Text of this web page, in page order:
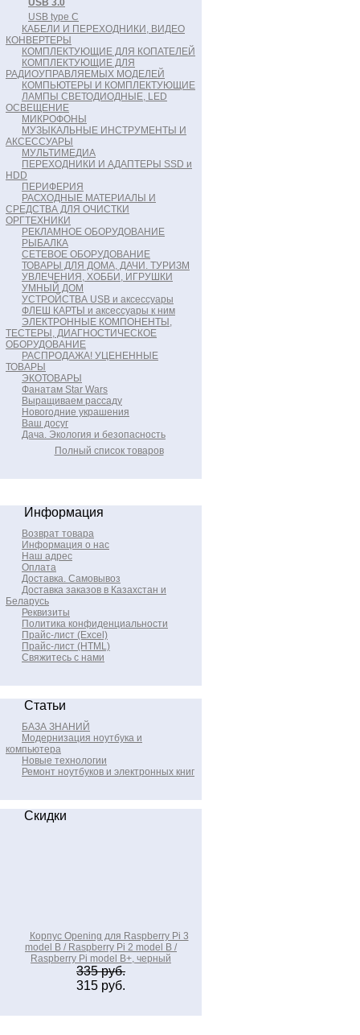
USB 3.0
USB type C
КАБЕЛИ И ПЕРЕХОДНИКИ, ВИДЕО
КОНВЕРТЕРЫ
КОМПЛЕКТУЮЩИЕ ДЛЯ КОПАТЕЛЕЙ
КОМПЛЕКТУЮЩИЕ ДЛЯ
РАДИОУПРАВЛЯЕМЫХ МОДЕЛЕЙ
КОМПЬЮТЕРЫ И КОМПЛЕКТУЮЩИЕ
ЛАМПЫ СВЕТОДИОДНЫЕ, LED
ОСВЕЩЕНИЕ
МИКРОФОНЫ
МУЗЫКАЛЬНЫЕ ИНСТРУМЕНТЫ И
АКСЕССУАРЫ
МУЛЬТИМЕДИА
ПЕРЕХОДНИКИ И АДАПТЕРЫ SSD и
HDD
ПЕРИФЕРИЯ
РАСХОДНЫЕ МАТЕРИАЛЫ И
СРЕДСТВА ДЛЯ ОЧИСТКИ
ОРГТЕХНИКИ
РЕКЛАМНОЕ ОБОРУДОВАНИЕ
РЫБАЛКА
СЕТЕВОЕ ОБОРУДОВАНИЕ
ТОВАРЫ ДЛЯ ДОМА, ДАЧИ. ТУРИЗМ
УВЛЕЧЕНИЯ, ХОББИ, ИГРУШКИ
УМНЫЙ ДОМ
УСТРОЙСТВА USB и аксессуары
ФЛЕШ КАРТЫ и аксессуары к ним
ЭЛЕКТРОННЫЕ КОМПОНЕНТЫ,
ТЕСТЕРЫ, ДИАГНОСТИЧЕСКОЕ
ОБОРУДОВАНИЕ
РАСПРОДАЖА! УЦЕНЕННЫЕ
ТОВАРЫ
ЭКОТОВАРЫ
Фанатам Star Wars
Выращиваем рассаду
Новогодние украшения
Ваш досуг
Дача. Экология и безопасность
Полный список товаров
Информация
Возврат товара
Информация о нас
Наш адрес
Оплата
Доставка. Самовывоз
Доставка заказов в Казахстан и
Беларусь
Реквизиты
Политика конфиденциальности
Прайс-лист (Excel)
Прайс-лист (HTML)
Свяжитесь с нами
Статьи
БАЗА ЗНАНИЙ
Модернизация ноутбука и
компьютера
Новые технологии
Ремонт ноутбуков и электронных книг
Скидки
Корпус Opening для Raspberry Pi 3
model B / Raspberry Pi 2 model B /
Raspberry Pi model B+, черный
335 руб.
315 руб.